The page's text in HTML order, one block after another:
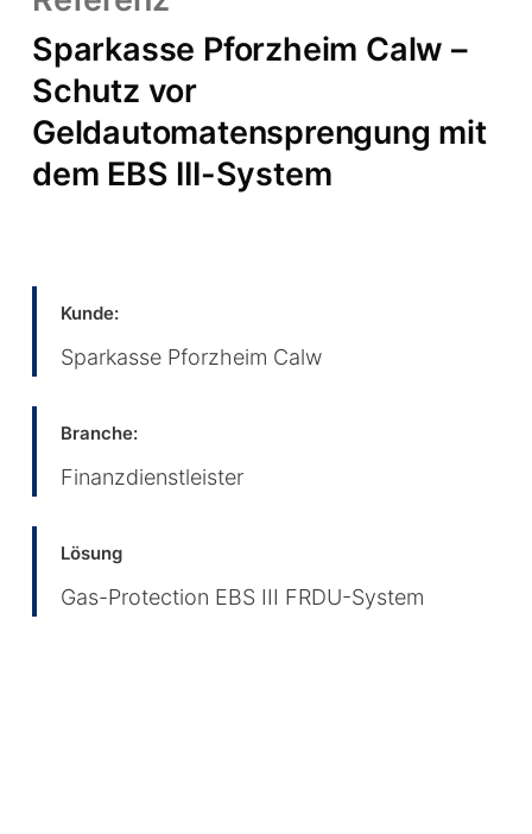
Sparkasse Pforzheim Calw –
Schutz vor
Geldautomatensprengung mit
dem EBS III-System
Kunde:
Sparkasse Pforzheim Calw
Branche:
Finanzdienstleister
Lösung
Gas-Protection EBS III FRDU-System